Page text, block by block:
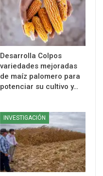
Desarrolla Colpos
variedades mejoradas
de maíz palomero para
potenciar su cultivo y…
INVESTIGACIÓN